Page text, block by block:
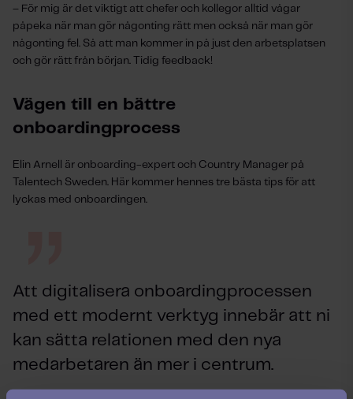
– För mig är det viktigt att chefer och kollegor alltid vågar
påpeka när man gör någonting rätt men också när man gör
någonting fel. Så att man kommer in på just den arbetsplatsen
och gör rätt från början. Tidig feedback!
Vägen till en bättre
onboardingprocess
Elin Arnell är onboarding-expert och Country Manager på
Talentech Sweden. Här kommer hennes tre bästa tips för att
lyckas med onboardingen.
Att digitalisera onboardingprocessen
med ett modernt verktyg innebär att ni
kan sätta relationen med den nya
medarbetaren än mer i centrum.